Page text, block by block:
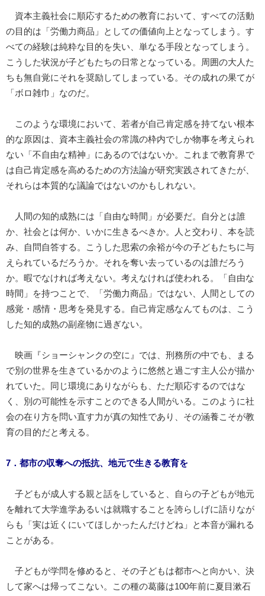
資本主義社会に順応するための教育において、すべての活動
の目的は「労働力商品」としての価値向上となってしまう。す
べての経験は純粋な目的を失い、単なる手段となってしまう。
こうした状況が子どもたちの日常となっている。周囲の大人た
ちも無自覚にそれを奨励してしまっている。その成れの果てが
「ボロ雑巾」なのだ。
このような環境において、若者が自己肯定感を持てない根本
的な原因は、資本主義社会の常識の枠内でしか物事を考えられ
ない「不自由な精神」にあるのではないか。これまで教育界で
は自己肯定感を高めるための方法論が研究実践されてきたが、
それらは本質的な議論ではないのかもしれない。
人間の知的成熟には「自由な時間」が必要だ。自分とは誰
か、社会とは何か、いかに生きるべきか。人と交わり、本を読
み、自問自答する。こうした思索の余裕が今の子どもたちに与
えられているだろうか。それを奪い去っているのは誰だろう
か。暇でなければ考えない。考えなければ使われる。「自由な
時間」を持つことで、「労働力商品」ではない、人間としての
感覚・感情・思考を発見する。自己肯定感なんてものは、こう
した知的成熟の副産物に過ぎない。
映画『ショーシャンクの空に』では、刑務所の中でも、まる
で別の世界を生きているかのように悠然と過ごす主人公が描か
れていた。同じ環境にありながらも、ただ順応するのではな
く、別の可能性を示すことのできる人間がいる。このように社
会の在り方を問い直す力が真の知性であり、その涵養こそが教
育の目的だと考える。
7．都市の収奪への抵抗、地元で生きる教育を
子どもが成人する親と話をしていると、自らの子どもが地元
を離れて大学進学あるいは就職することを誇らしげに語りなが
らも「実は近くにいてほしかったんだけどね」と本音が漏れる
ことがある。
子どもが学問を修めると、その子どもは都市へと向かい、決
して家へは帰ってこない。この種の葛藤は100年前に夏目漱石